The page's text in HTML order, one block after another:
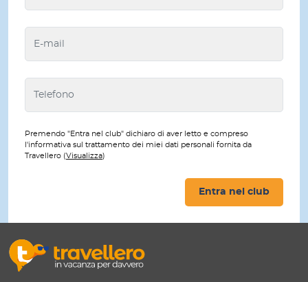
Premendo "Entra nel club" dichiaro di aver letto e compreso
l'informativa sul trattamento dei miei dati personali fornita da
Travellero (Visualizza)
Entra nel club